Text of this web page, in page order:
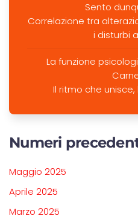
Sento
Correlazione tra
i disturbi
La funzione
Il ritmo che
Numeri
Maggio 2025
Aprile 2025
Marzo 2025